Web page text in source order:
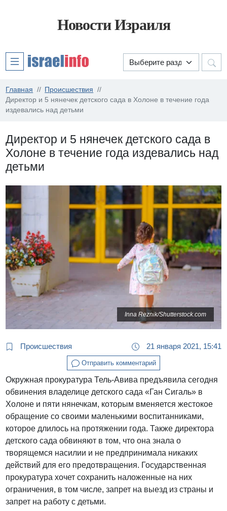
Новости Израиля
Главная
Происшествия
Директор и 5 нянечек детского сада в Холоне в течение года
издевались над детьми
Директор и 5 нянечек детского сада в
Холоне в течение года издевались над
детьми
Inna Reznik/Shutterstock.com
Происшествия 21 января 2021, 15:41
Отправить комментарий
Окружная прокуратура Тель-Авива предъявила сегодня
обвинения владелице детского сада «Ган Сигаль» в
Холоне и пяти нянечкам, которым вменяется жестокое
обращение со своими маленькими воспитанниками,
которое длилось на протяжении года. Также директора
детского сада обвиняют в том, что она знала о
творящемся насилии и не предпринимала никаких
действий для его предотвращения. Государственная
прокуратура хочет сохранить наложенные на них
ограничения, в том числе, запрет на выезд из страны и
запрет на работу с детьми.